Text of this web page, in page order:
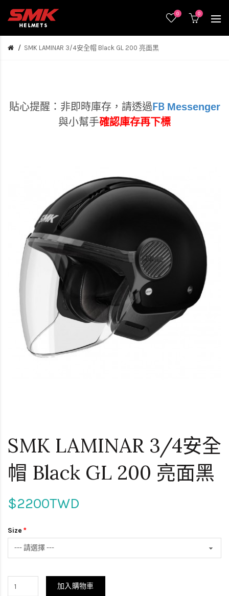
0 0
SMK LAMINAR 3/4安全帽 Black GL 200 亮面黑
貼心提醒：非即時庫存， 請透過 FB Messenger
與小幫手確認庫存再下標
SMK LAMINAR 3/4安全
帽 Black GL 200 亮面黑
$2200TWD
Size
加入購物車